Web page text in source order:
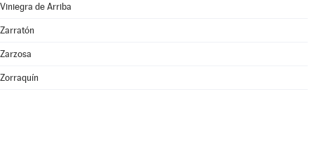
Viniegra de Arriba
Zarratón
Zarzosa
Zorraquín